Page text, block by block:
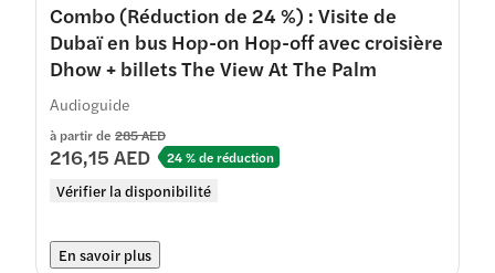
Combo (Réduction de 24 %) : Visite de
Dubaï en bus Hop-on Hop-off avec croisière
Dhow + billets The View At The Palm
à partir de 285 AED
216,15 AED 24 % de réduction
Vérifier la disponibilité
Audioguide
En savoir plus